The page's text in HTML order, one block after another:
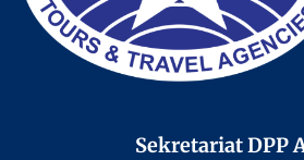
Sekretariat DPP